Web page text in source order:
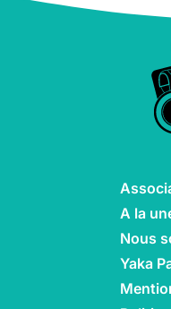
A la
Nous
Yaka